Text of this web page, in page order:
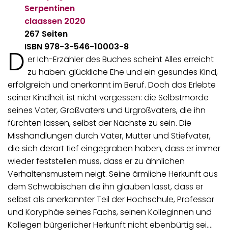
Serpentinen
claassen 2020
267 Seiten
ISBN 978-3-546-10003-8
D er Ich-Erzähler des Buches scheint Alles erreicht
zu haben: glückliche Ehe und ein gesundes Kind,
erfolgreich und anerkannt im Beruf. Doch das Erlebte
seiner Kindheit ist nicht vergessen: die Selbstmorde
seines Vater, Großvaters und Urgroßvaters, die ihn
fürchten lassen, selbst der Nächste zu sein. Die
Misshandlungen durch Vater, Mutter und Stiefvater,
die sich derart tief eingegraben haben, dass er immer
wieder feststellen muss, dass er zu ähnlichen
Verhaltensmustern neigt. Seine ärmliche Herkunft aus
dem Schwäbischen die ihn glauben lässt, dass er
selbst als anerkannter Teil der Hochschule, Professor
und Koryphäe seines Fachs, seinen Kolleginnen und
Kollegen bürgerlicher Herkunft nicht ebenbürtig sei.…